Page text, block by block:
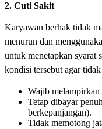
2. Cuti Sakit
Karyawan berhak tidak
menurun dan
untuk menetapkan syarat
kondisi tersebut agar
Wajib
Tetap dibayar
berkepanjangan).
Tidak memotong